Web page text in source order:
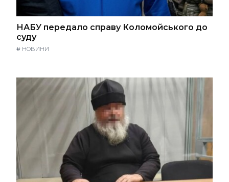
НАБУ передало справу Коломойського до
суду
# НОВИНИ